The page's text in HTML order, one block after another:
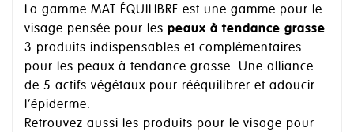
La gamme MAT ÉQUILIBRE est une gamme pour le
visage pensée pour les peaux à tendance grasse.
3 produits indispensables et complémentaires
pour les peaux à tendance grasse. Une alliance
de 5 actifs végétaux pour rééquilibrer et adoucir
l’épiderme.
Retrouvez aussi les produits pour le visage pour